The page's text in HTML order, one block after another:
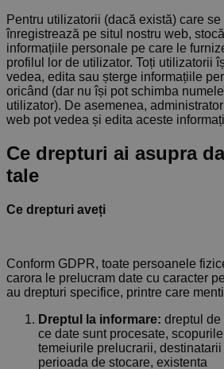
Pentru utilizatorii (dacă există) care se
înregistrează pe situl nostru web,
informațiile personale pe care le
profilul lor de utilizator. Toți utilizatorii
vedea, edita sau șterge informațiile
oricând (dar nu își pot schimba
utilizator). De asemenea,
web pot vedea și edita aceste
Ce drepturi ai asupra
tale
Ce drepturi aveți
Conform GDPR, toate persoanele
carora le prelucram date cu caracter
au drepturi specifice, printre care
Dreptul la informare: dreptul de
ce date sunt procesate,
temeiurile prelucrarii, destinatarii
perioada de stocare, existenta